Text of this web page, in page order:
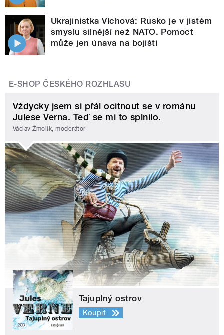
Ukrajinistka Víchová: Rusko je v jistém
smyslu silnější než NATO. Pomoct
může jen únava na bojišti
E-SHOP ČESKÉHO ROZHLASU
Vždycky jsem si přál ocitnout se v románu
Julese Verna. Teď se mi to splnilo.
Václav Žmolík, moderátor
Tajuplný ostrov
Koupit